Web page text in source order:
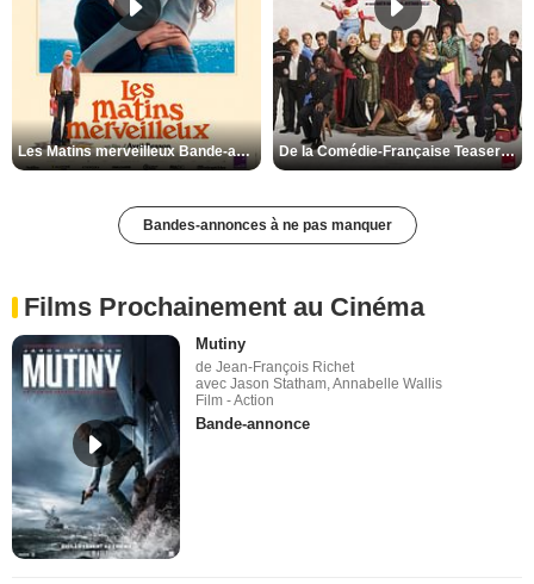
Les Matins merveilleux Bande-annonce VF De la Comédie-Française Teaser VF
Bandes-annonces à ne pas manquer
Films Prochainement au Cinéma
Mutiny
de Jean-François Richet
avec Jason Statham, Annabelle Wallis
Film - Action
Bande-annonce